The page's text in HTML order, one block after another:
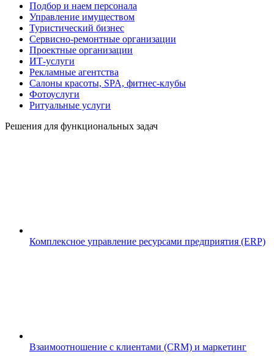
Подбор и наем персонала
Управление имуществом
Туристический бизнес
Сервисно-ремонтные организации
Проектные организации
ИТ-услуги
Рекламные агентства
Салоны красоты, SPA, фитнес-клубы
Фотоуслуги
Ритуальные услуги
Решения для функциональных задач
Комплексное управление ресурсами предприятия (ERP)
Взаимоотношение с клиентами (CRM) и маркетинг